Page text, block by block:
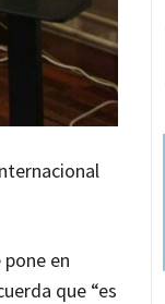
en
que “es